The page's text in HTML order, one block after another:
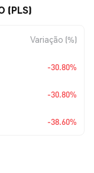
(PLS)
Variação (%)
-30.80%
-30.80%
-38.60%